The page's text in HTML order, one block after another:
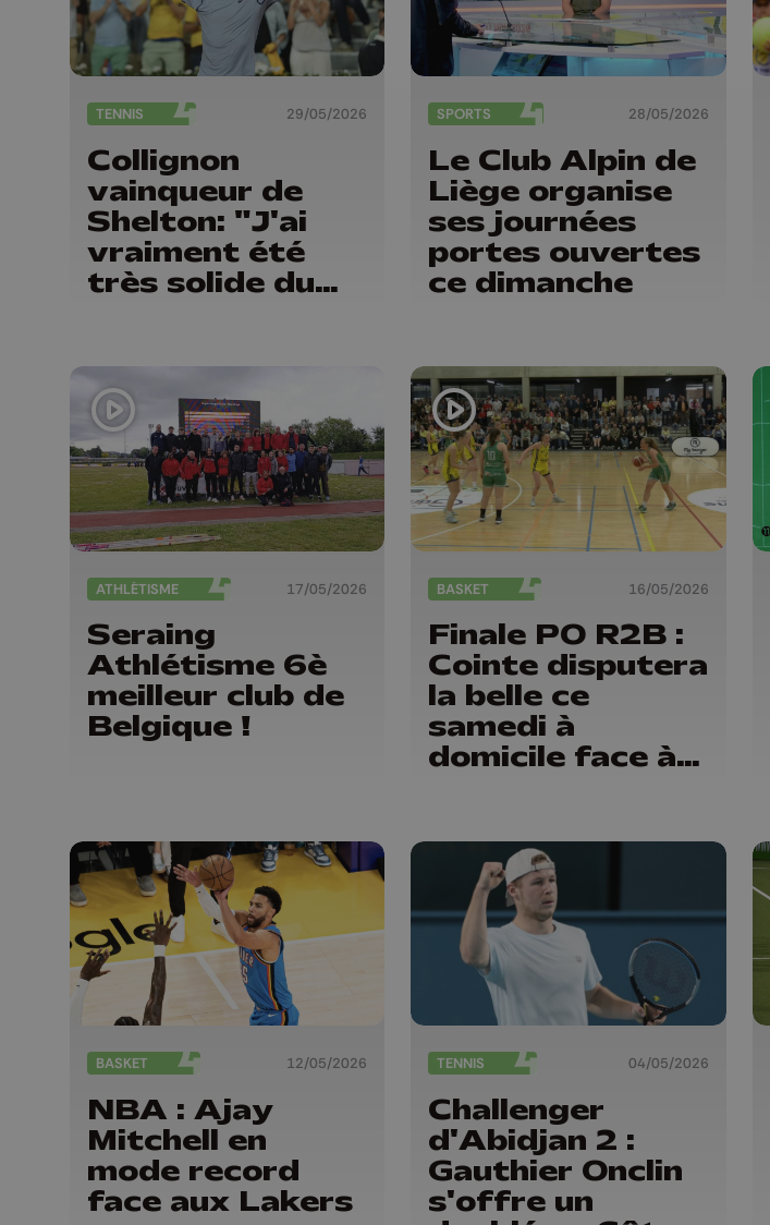
TENNIS 29/05/2026
Collignon
vainqueur de
Shelton: "J'ai
vraiment été
très solide du
SPORTS 28/05/2026
Le Club Alpin de
Liège organise
ses journées
portes ouvertes
ce dimanche
ATHLÉTISME 17/05/2026
Seraing
Athlétisme 6è
meilleur club de
Belgique !
BASKET 16/05/2026
Finale PO R2B :
Cointe disputera
la belle ce
samedi à
domicile face à
BASKET 12/05/2026
NBA : Ajay
Mitchell en
mode record
face aux Lakers
TENNIS 04/05/2026
Challenger
d'Abidjan 2 :
Gauthier Onclin
s'offre un